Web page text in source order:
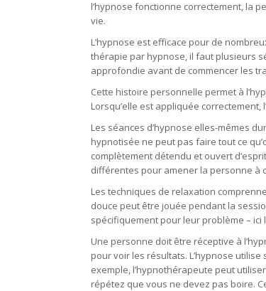
l’hypnose fonctionne correctement, la
vie.
L’hypnose est efficace pour de
thérapie par hypnose, il faut plusieurs
approfondie avant de commencer les
Cette histoire personnelle permet à
Lorsqu’elle est appliquée correctement,
Les séances d’hypnose elles-mêmes
hypnotisée ne peut pas faire tout ce
complètement détendu et ouvert
différentes pour amener la personne à
Les techniques de relaxation
douce peut être jouée pendant la
spécifiquement pour leur problème – ici
Une personne doit être réceptive à
pour voir les résultats. L’hypnose
exemple, l’hypnothérapeute peut
répétez que vous ne devez pas boire.